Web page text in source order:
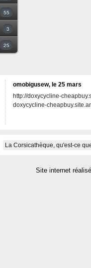
55
3
25
omobigusew, le 25 mars
http://doxycycline-
doxycycline-
La Corsicathèque, qu'est-ce
Site internet